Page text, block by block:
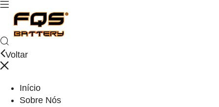
Voltar
Início
Sobre Nós